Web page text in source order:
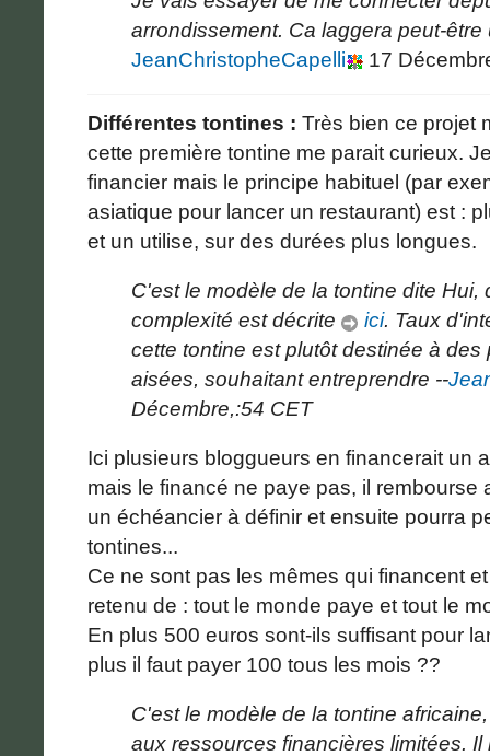
arrondissement. Ca laggera peut-être
JeanChristopheCapelli
17
Différentes tontines : Très bien ce projet
cette première tontine me parait curieux.
financier mais le principe habituel (par
asiatique pour lancer un restaurant) est :
et un utilise, sur des durées plus longues.
C'est le modèle de la tontine dite Hui,
complexité est décrite
ici. Taux
cette tontine est plutôt destinée à
aisées, souhaitant entreprendre --
Décembre,:54 CET
Ici plusieurs bloggueurs en financerait un
mais le financé ne paye pas, il rembourse
un échéancier à définir et ensuite pourra
tontines...
Ce ne sont pas les mêmes qui financent
retenu de : tout le monde paye et tout le
En plus 500 euros sont-ils suffisant pour
plus il faut payer 100 tous les mois ??
C'est le modèle de la tontine
aux ressources financières limitées.